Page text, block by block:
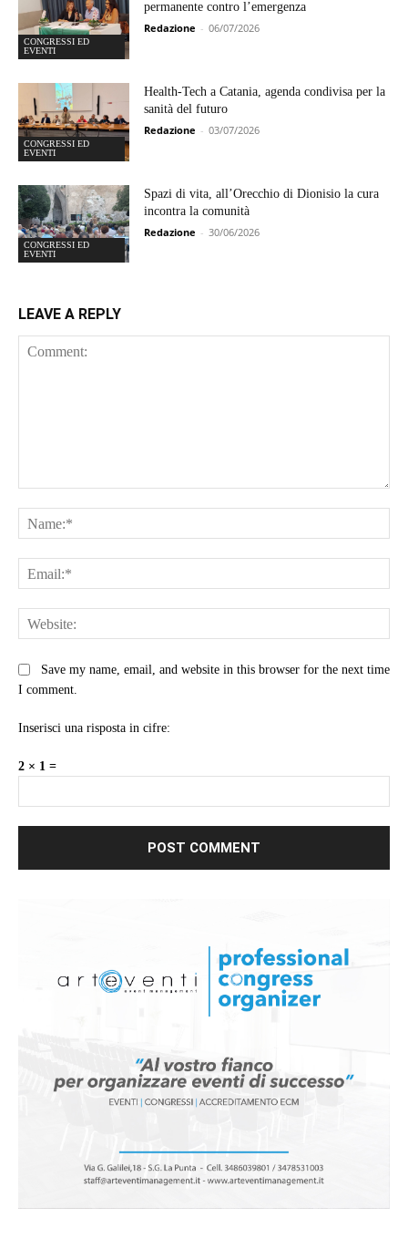
CONGRESSI ED
EVENTI
permanente contro l’emergenza
Redazione - 06/07/2026
CONGRESSI ED
EVENTI
Health-Tech a Catania, agenda condivisa per la
sanità del futuro
Redazione - 03/07/2026
CONGRESSI ED
EVENTI
Spazi di vita, all’Orecchio di Dionisio la cura
incontra la comunità
Redazione - 30/06/2026
LEAVE A REPLY
Save my name, email, and website in this browser for the next time
I comment.
Inserisci una risposta in cifre:
2 × 1 =